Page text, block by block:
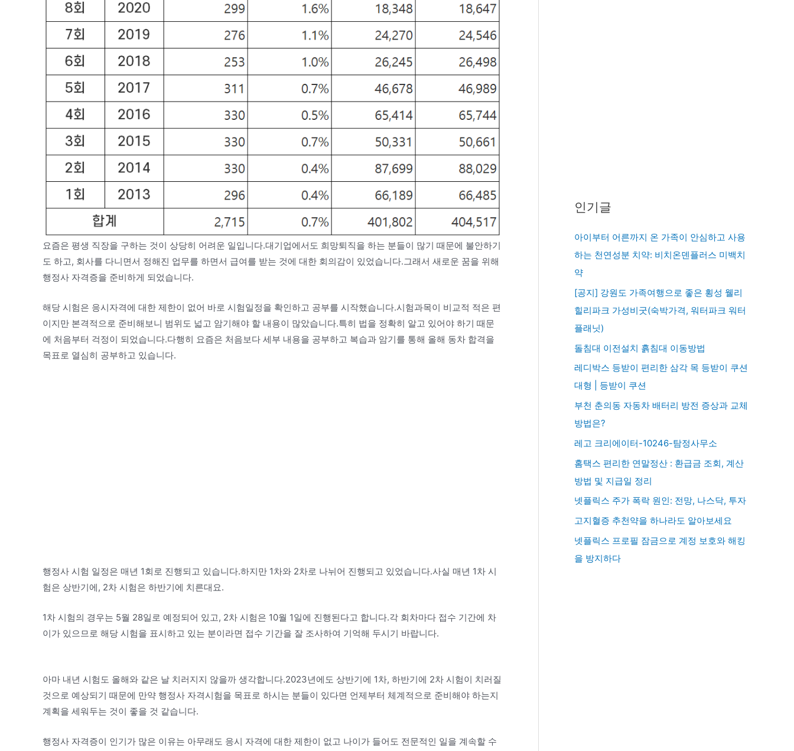
요즘은 평생 직장을 구하는 것이 상당히 어려운 일입니다.대기업에서도 희망퇴직을 하는 분들이 많기 때문에 불안하기
도 하고, 회사를 다니면서 정해진 업무를 하면서 급여를 받는 것에 대한 회의감이 있었습니다.그래서 새로운 꿈을 위해
행정사 자격증을 준비하게 되었습니다.
해당 시험은 응시자격에 대한 제한이 없어 바로 시험일정을 확인하고 공부를 시작했습니다.시험과목이 비교적 적은 편
이지만 본격적으로 준비해보니 범위도 넓고 암기해야 할 내용이 많았습니다.특히 법을 정확히 알고 있어야 하기 때문
에 처음부터 걱정이 되었습니다.다행히 요즘은 처음보다 세부 내용을 공부하고 복습과 암기를 통해 올해 동차 합격을
목표로 열심히 공부하고 있습니다.
행정사 시험 일정은 매년 1회로 진행되고 있습니다.하지만 1차와 2차로 나뉘어 진행되고 있었습니다.사실 매년 1차 시
험은 상반기에, 2차 시험은 하반기에 치른대요.
1차 시험의 경우는 5월 28일로 예정되어 있고, 2차 시험은 10월 1일에 진행된다고 합니다.각 회차마다 접수 기간에 차
이가 있으므로 해당 시험을 표시하고 있는 분이라면 접수 기간을 잘 조사하여 기억해 두시기 바랍니다.
아마 내년 시험도 올해와 같은 날 치러지지 않을까 생각합니다.2023년에도 상반기에 1차, 하반기에 2차 시험이 치러질
것으로 예상되기 때문에 만약 행정사 자격시험을 목표로 하시는 분들이 있다면 언제부터 체계적으로 준비해야 하는지
계획을 세워두는 것이 좋을 것 같습니다.
행정사 자격증이 인기가 많은 이유는 아무래도 응시 자격에 대한 제한이 없고 나이가 들어도 전문적인 일을 계속할 수
인기글
아이부터 어른까지 온 가족이 안심하고 사용
하는 천연성분 치약: 비치온덴플러스 미백치
약
[공지] 강원도 가족여행으로 좋은 횡성 웰리
힐리파크 가성비굿(숙박가격, 워터파크 워터
플래닛)
돌침대 이전설치 흙침대 이동방법
레디박스 등받이 편리한 삼각 목 등받이 쿠션
대형 | 등받이 쿠션
부천 춘의동 자동차 배터리 방전 증상과 교체
방법은?
레고 크리에이터-10246-탐정사무소
홈택스 편리한 연말정산 : 환급금 조회, 계산
방법 및 지급일 정리
넷플릭스 주가 폭락 원인: 전망, 나스닥, 투자
고지혈증 추천약을 하나라도 알아보세요
넷플릭스 프로필 잠금으로 계정 보호와 해킹
을 방지하다